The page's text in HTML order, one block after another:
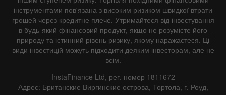
інструментами пов'язана з високим ризиком швидкої втрати
грошей через кредитне плече. Утримайтеся від інвестування
в будь-який фінансовий продукт, якщо не розумієте його
природу та істинний рівень ризику, якому наражаєтеся. Ці
види інвестицій можуть підходити деяким інвесторам, але не
всім.
InstaFinance Ltd, рег. номер 1811672
Адрес: Британские Виргинские острова, Тортола, г. Роуд,